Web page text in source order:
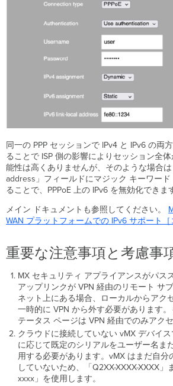
同一の PPP セッションで IPv4 と IPv6 の両
ることで ISP 側の影響によりセッション全
能性は高くありませんが、そのような場合は
address」フィールドにマジック キーワー
ることで、PPPoE 上の IPv6 を無効化できま
メイン ドキュメントも参照してください。
WAN プラットフォームでの IPv6 サポート［
重要な注意事項と考慮事
MX セキュリティ アプライアンスがパス
アップリンクが VPN 経由のリモート サ
ネット上にある場合、ローカルからアク
一時的に VPN から外す必要があります
テータス ページは VPN 経由でのみアクセ
クラウドに接続していない vMX デバイ
に応じて既定のシリアルをユーザー名ま
用する必要があります。vMX はまだ自分
していないため、「Q2XX-XXXX-XXXX」
xxxx」を使用します。